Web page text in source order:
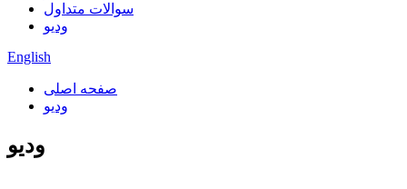
سوالات متداول
ودیو
English
صفحه اصلی
ودیو
ودیو